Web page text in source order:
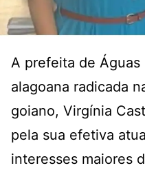
A prefeita de Águas
alagoana radicada
goiano, Virgínia
pela sua efetiva
interesses maiores